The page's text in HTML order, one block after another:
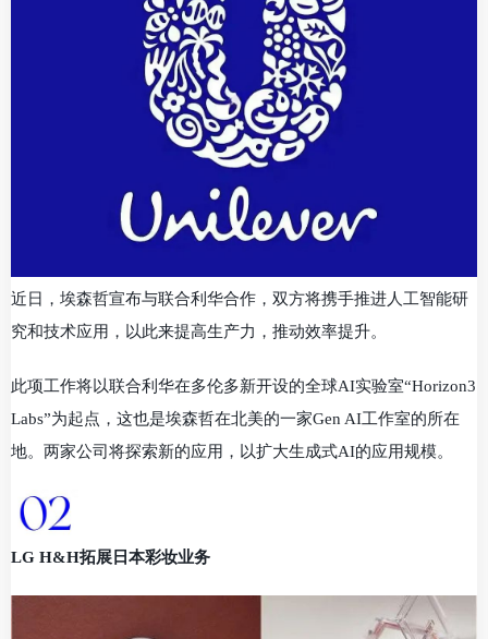
近日，埃森哲宣布与联合利华合作，双方将携手推进人工智能研
究和技术应用，以此来提高生产力，推动效率提升。
此项工作将以联合利华在多伦多新开设的全球AI实验室“Horizon3
Labs”为起点，这也是埃森哲在北美的一家Gen AI工作室的所在
地。两家公司将探索新的应用，以扩大生成式AI的应用规模。
LG H&H拓展日本彩妆业务